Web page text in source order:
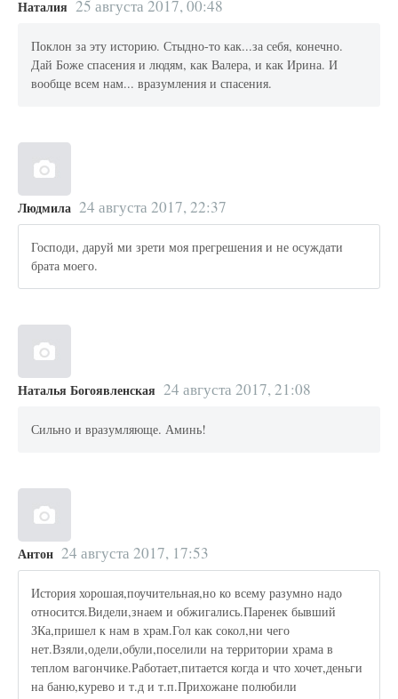
Наталия 25 августа 2017, 00:48
Поклон за эту историю. Стыдно-то как...за себя, конечно.
Дай Боже спасения и людям, как Валера, и как Ирина. И
вообще всем нам... вразумления и спасения.
Людмила 24 августа 2017, 22:37
Господи, даруй ми зрети моя прегрешения и не осуждати
брата моего.
Наталья Богоявленская 24 августа 2017, 21:08
Сильно и вразумляюще. Аминь!
Антон 24 августа 2017, 17:53
История хорошая,поучительная,но ко всему разумно надо
относится.Видели,знаем и обжигались.Паренек бывший
ЗКа,пришел к нам в храм.Гол как сокол,ни чего
нет.Взяли,одели,обули,поселили на территории храма в
теплом вагончике.Работает,питается когда и что хочет,деньги
на баню,курево и т.д и т.п.Прихожане полюбили